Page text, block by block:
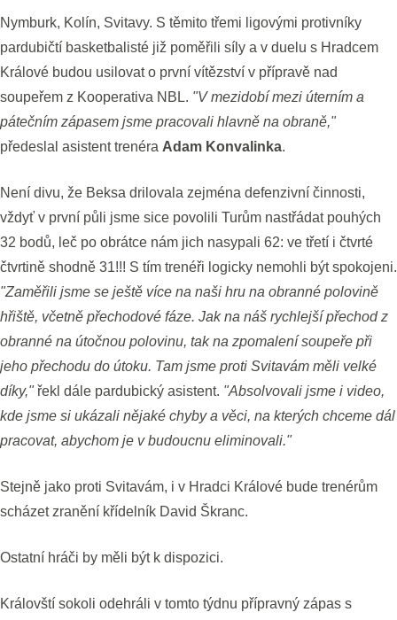
Nymburk, Kolín, Svitavy. S těmito třemi ligovými protivníky
pardubičtí basketbalisté již poměřili síly a v duelu s Hradcem
Králové budou usilovat o první vítězství v přípravě nad
soupeřem z Kooperativa NBL. "V mezidobí mezi úterním a
pátečním zápasem jsme pracovali hlavně na obraně,"
předeslal asistent trenéra Adam Konvalinka.
Není divu, že Beksa drilovala zejména defenzivní činnosti,
vždyť v první půli jsme sice povolili Turům nastřádat pouhých
32 bodů, leč po obrátce nám jich nasypali 62: ve třetí i čtvrté
čtvrtině shodně 31!!! S tím trenéři logicky nemohli být spokojeni.
"Zaměřili jsme se ještě více na naši hru na obranné polovině
hřiště, včetně přechodové fáze. Jak na náš rychlejší přechod z
obranné na útočnou polovinu, tak na zpomalení soupeře při
jeho přechodu do útoku. Tam jsme proti Svitavám měli velké
díky,"řekl dále pardubický asistent. "Absolvovali jsme i video,
kde jsme si ukázali nějaké chyby a věci, na kterých chceme dál
pracovat, abychom je v budoucnu eliminovali."
Stejně jako proti Svitavám, i v Hradci Králové bude trenérům
scházet zranění křídelník David Škranc.
Ostatní hráči by měli být k dispozici.
Královští sokoli odehráli v tomto týdnu přípravný zápas s